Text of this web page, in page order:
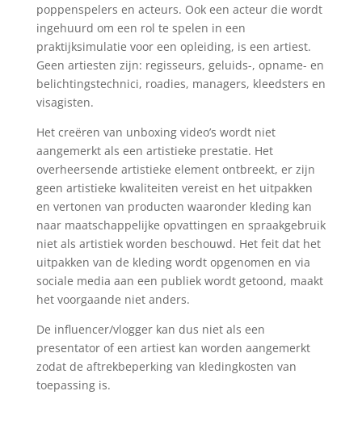
poppenspelers en acteurs. Ook een acteur die wordt
ingehuurd om een rol te spelen in een
praktijksimulatie voor een opleiding, is een artiest.
Geen artiesten zijn: regisseurs, geluids-, opname- en
belichtingstechnici, roadies, managers, kleedsters en
visagisten.
Het creëren van unboxing video’s wordt niet
aangemerkt als een artistieke prestatie. Het
overheersende artistieke element ontbreekt, er zijn
geen artistieke kwaliteiten vereist en het uitpakken
en vertonen van producten waaronder kleding kan
naar maatschappelijke opvattingen en spraakgebruik
niet als artistiek worden beschouwd. Het feit dat het
uitpakken van de kleding wordt opgenomen en via
sociale media aan een publiek wordt getoond, maakt
het voorgaande niet anders.
De influencer/vlogger kan dus niet als een
presentator of een artiest kan worden aangemerkt
zodat de aftrekbeperking van kledingkosten van
toepassing is.